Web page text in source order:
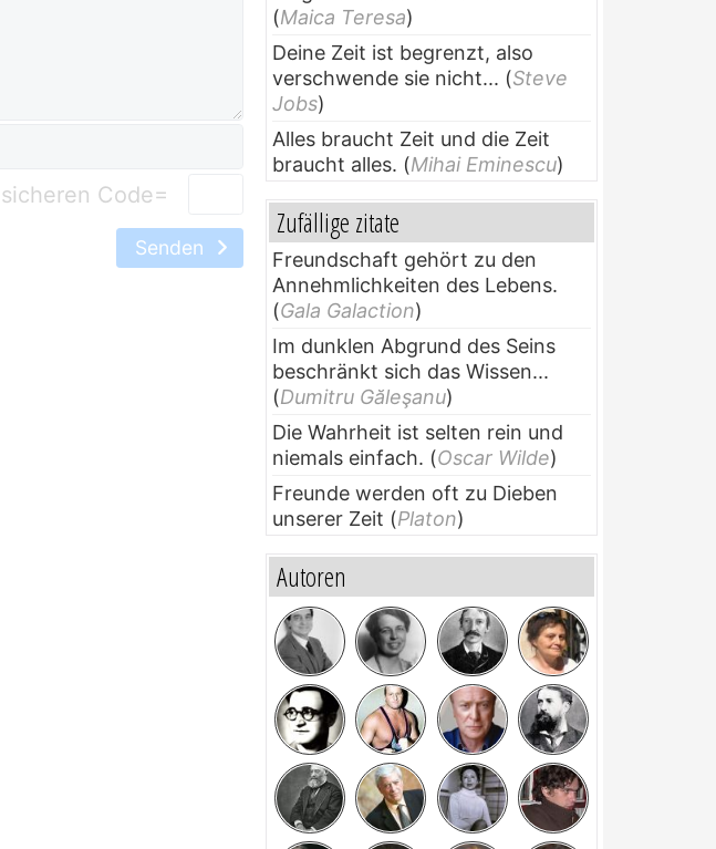
=
Senden
(Maica Teresa)
Deine Zeit ist begrenzt, also
verschwende sie nicht... (Steve
Jobs)
Alles braucht Zeit und die Zeit
braucht alles. (Mihai Eminescu)
Zufällige zitate
Freundschaft gehört zu den
Annehmlichkeiten des Lebens.
(Gala Galaction)
Im dunklen Abgrund des Seins
beschränkt sich das Wissen...
(Dumitru Găleşanu)
Die Wahrheit ist selten rein und
niemals einfach. (Oscar Wilde)
Freunde werden oft zu Dieben
unserer Zeit (Platon)
Autoren